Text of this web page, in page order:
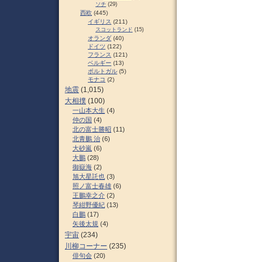
ソチ (29)
西欧 (445)
イギリス (211)
スコットランド (15)
オランダ (40)
ドイツ (122)
フランス (121)
ベルギー (13)
ポルトガル (5)
モナコ (2)
地震 (1,015)
大相撲 (100)
一山本大生 (4)
仲の国 (4)
北の富士勝昭 (11)
北青鵬 治 (6)
大砂嵐 (6)
大鵬 (28)
御嶽海 (2)
旭大星託也 (3)
照ノ富士春雄 (6)
王鵬幸之介 (2)
琴紺野優紀 (13)
白鵬 (17)
矢後太規 (4)
宇宙 (234)
川柳コーナー (235)
俳句会 (20)